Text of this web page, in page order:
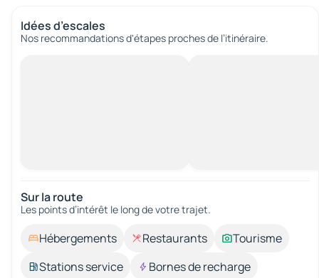
Idées d’escales
Nos recommandations d'étapes proches de l’itinéraire.
Sur la route
Les points d’intérêt le long de votre trajet.
Hébergements Restaurants
Tourisme
Stations service
Bornes de recharge